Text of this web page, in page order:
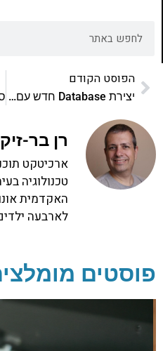
הפוסט הקודם
יצירת Database חדש עם MySQL
רן בר-זיק
ארכיטקט
טכנולוגיה
האקדמית
לארבעה
פוסטים